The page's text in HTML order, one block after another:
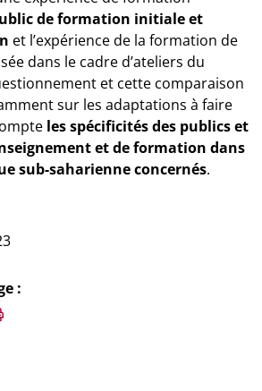
de formation initiale et
et l’expérience de la formation de
dans le cadre d’ateliers du
et cette comparaison
sur les adaptations à faire
les spécificités des publics et
et de formation dans
sub-saharienne concernés.
: